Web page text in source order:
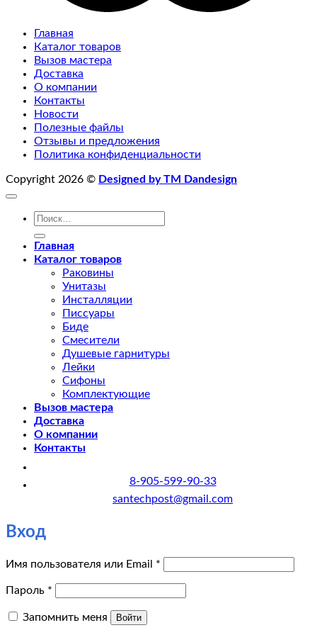
Главная
Каталог товаров
Вызов мастера
Доставка
О компании
Контакты
Новости
Полезные файлы
Отзывы и предложения
Политика конфиденциальности
Copyright 2026 © Designed by TM Dandesign
Искать:
Главная
Каталог товаров
Раковины
Унитазы
Инсталляции
Писсуары
Биде
Смесители
Душевые гарнитуры
Лейки
Сифоны
Комплектующие
Вызов мастера
Доставка
О компании
Контакты
8-905-599-90-33
santechpost@gmail.com
Вход
Имя пользователя или Email *
Пароль *
Запомнить меня Войти